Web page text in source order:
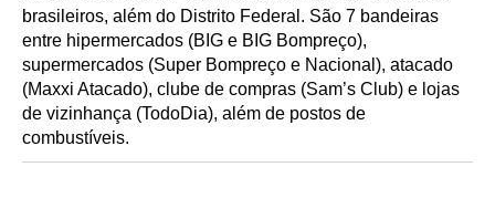
brasileiros, além do Distrito Federal. São 7 bandeiras
entre hipermercados (BIG e BIG Bompreço),
supermercados (Super Bompreço e Nacional), atacado
(Maxxi Atacado), clube de compras (Sam’s Club) e lojas
de vizinhança (TodoDia), além de postos de
combustíveis.